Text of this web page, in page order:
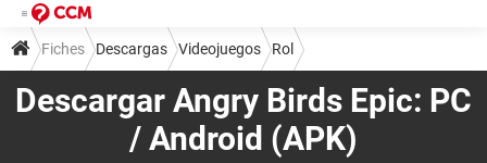
Descargar Angry Birds Epic: PC
/ Android (APK)
Fiches Descargas Videojuegos Rol